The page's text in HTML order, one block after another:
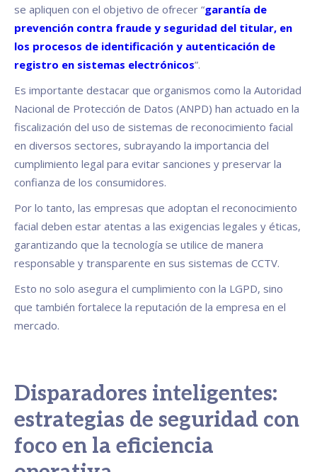
se apliquen con el objetivo de ofrecer “garantía de
prevención contra fraude y seguridad del titular, en
los procesos de identificación y autenticación de
registro en sistemas electrónicos”.
Es importante destacar que organismos como la Autoridad
Nacional de Protección de Datos (ANPD) han actuado en la
fiscalización del uso de sistemas de reconocimiento facial
en diversos sectores, subrayando la importancia del
cumplimiento legal para evitar sanciones y preservar la
confianza de los consumidores.
Por lo tanto, las empresas que adoptan el reconocimiento
facial deben estar atentas a las exigencias legales y éticas,
garantizando que la tecnología se utilice de manera
responsable y transparente en sus sistemas de CCTV.
Esto no solo asegura el cumplimiento con la LGPD, sino
que también fortalece la reputación de la empresa en el
mercado.
Disparadores inteligentes:
estrategias de seguridad con
foco en la eficiencia